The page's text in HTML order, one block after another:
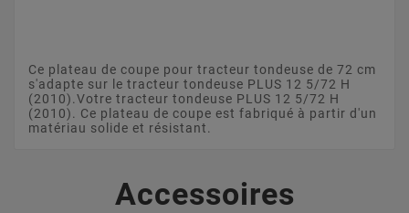
Ce plateau de coupe pour tracteur tondeuse de 72 cm
s'adapte sur le tracteur tondeuse PLUS 12 5/72 H
(2010).Votre tracteur tondeuse PLUS 12 5/72 H
(2010). Ce plateau de coupe est fabriqué à partir d'un
matériau solide et résistant.
Accessoires